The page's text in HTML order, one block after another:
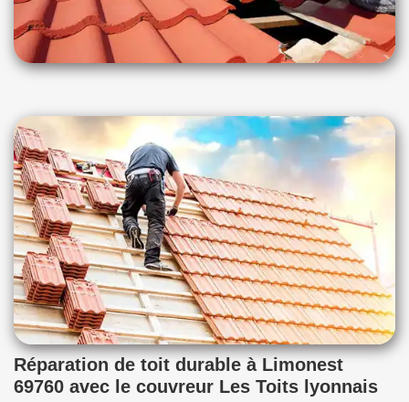
Réparation de toit durable à Limonest
69760 avec le couvreur Les Toits lyonnais